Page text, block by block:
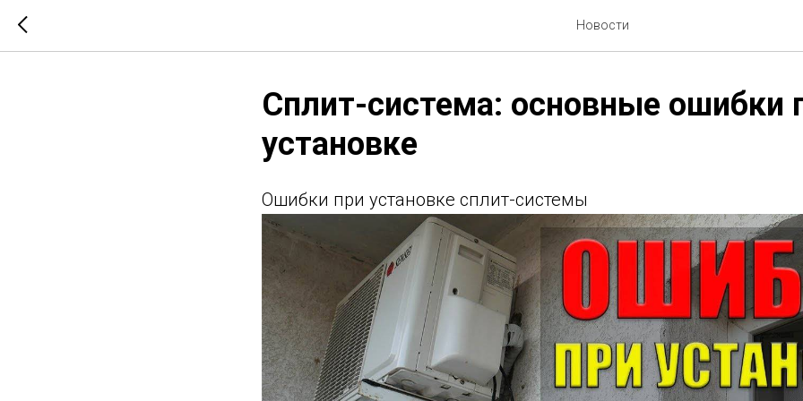
Новости
Сплит-система: основные ошибки
установке
Ошибки при установке сплит-системы